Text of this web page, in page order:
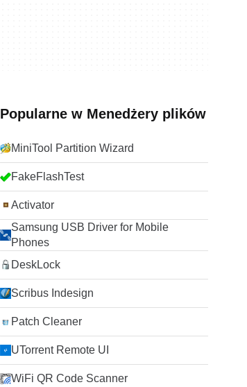
Popularne w Menedżery plików
MiniTool Partition Wizard
FakeFlashTest
Activator
Samsung USB Driver for Mobile
Phones
DeskLock
Scribus Indesign
Patch Cleaner
UTorrent Remote UI
WiFi QR Code Scanner